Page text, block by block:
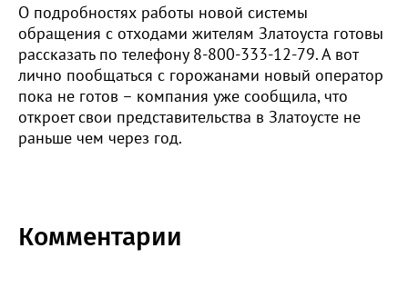
О подробностях работы новой системы
обращения с отходами жителям Златоуста готовы
рассказать по телефону 8-800-333-12-79. А вот
лично пообщаться с горожанами новый оператор
пока не готов – компания уже сообщила, что
откроет свои представительства в Златоусте не
раньше чем через год.
Комментарии